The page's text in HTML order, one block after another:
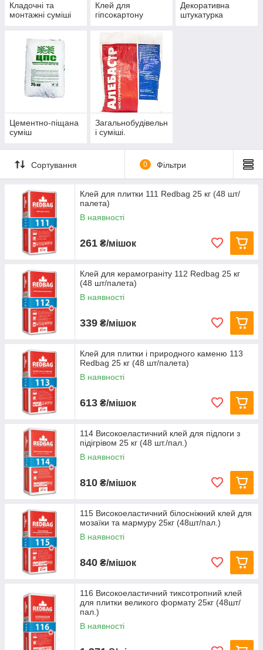
Кладочні та
монтажні суміші
Клей для
гіпсокартону
Декоративна
штукатурка
Цементно-піщана
суміш
Загальнобудівельн
і суміші.
Сортування 0 Фільтри
Клей для плитки 111 Redbag 25 кг (48 шт/
палета)
В наявності
261 ₴/мішок
Клей для керамограніту 112 Redbag 25 кг
(48 шт/палета)
В наявності
339 ₴/мішок
Клей для плитки і природного каменю 113
Redbag 25 кг (48 шт/палета)
В наявності
613 ₴/мішок
114 Високоеластичний клей для підлоги з
підігрівом 25 кг (48 шт./пал.)
В наявності
810 ₴/мішок
115 Високоеластичний білосніжний клей для
мозаїки та мармуру 25кг (48шт/пал.)
В наявності
840 ₴/мішок
116 Високоеластичний тиксотропний клей
для плитки великого формату 25кг (48шт/
пал.)
В наявності